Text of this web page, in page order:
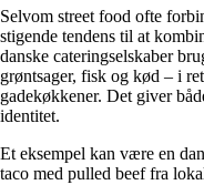
Selvom street food ofte
stigende tendens til at
danske cateringselskaber
grøntsager, fisk og kød – i
gadekøkkener. Det giver
identitet.
Et eksempel kan være en
taco med pulled beef fra